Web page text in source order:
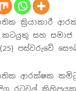
ක්‍රියාකාරී
කටයුතු සහ
පස්වරුවේ
ආරක්ෂක
රටවල්